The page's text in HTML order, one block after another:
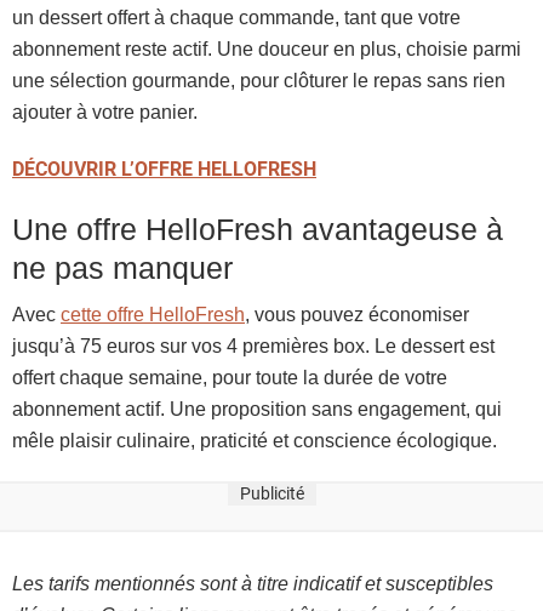
un dessert offert à chaque commande, tant que votre
abonnement reste actif. Une douceur en plus, choisie parmi
une sélection gourmande, pour clôturer le repas sans rien
ajouter à votre panier.
DÉCOUVRIR L’OFFRE HELLOFRESH
Une offre HelloFresh avantageuse à
ne pas manquer
Avec cette offre HelloFresh, vous pouvez économiser
jusqu’à 75 euros sur vos 4 premières box. Le dessert est
offert chaque semaine, pour toute la durée de votre
abonnement actif. Une proposition sans engagement, qui
mêle plaisir culinaire, praticité et conscience écologique.
Publicité
Les tarifs mentionnés sont à titre indicatif et susceptibles